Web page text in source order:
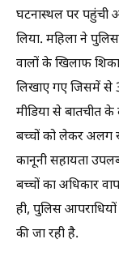
घटनास्थल पर पहुंची
लिया. महिला ने
वालों के खिलाफ
लिखाए गए जिसमें से
मीडिया से बातचीत
बच्चों को लेकर अलग
कानूनी सहायता
बच्चों का अधिकार
ही, पुलिस
की जा रही है.